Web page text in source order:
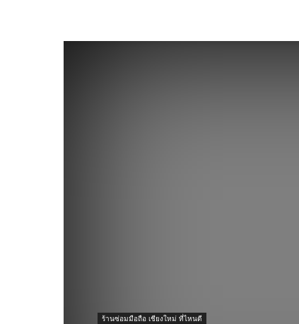
ร้านซ่อมมือถือ เชียงใหม่ ที่ไหนดี